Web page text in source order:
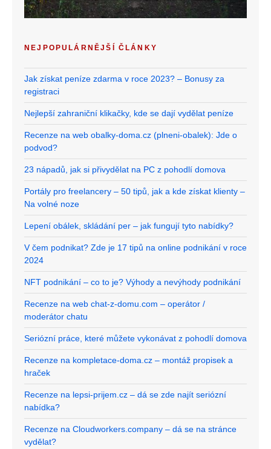
NEJPOPULÁRNĚJŠÍ ČLÁNKY
Jak získat peníze zdarma v roce 2023? – Bonusy za
registraci
Nejlepší zahraniční klikačky, kde se dají vydělat peníze
Recenze na web obalky-doma.cz (plneni-obalek): Jde o
podvod?
23 nápadů, jak si přivydělat na PC z pohodlí domova
Portály pro freelancery – 50 tipů, jak a kde získat klienty –
Na volné noze
Lepení obálek, skládání per – jak fungují tyto nabídky?
V čem podnikat? Zde je 17 tipů na online podnikání v roce
2024
NFT podnikání – co to je? Výhody a nevýhody podnikání
Recenze na web chat-z-domu.com – operátor /
moderátor chatu
Seriózní práce, které můžete vykonávat z pohodlí domova
Recenze na kompletace-doma.cz – montáž propisek a
hraček
Recenze na lepsi-prijem.cz – dá se zde najít seriózní
nabídka?
Recenze na Cloudworkers.company – dá se na stránce
vydělat?